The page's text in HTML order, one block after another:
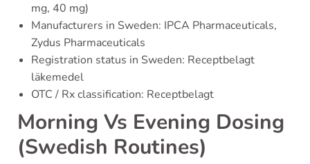
mg, 40 mg)
Manufacturers in Sweden: IPCA Pharmaceuticals,
Zydus Pharmaceuticals
Registration status in Sweden: Receptbelagt
läkemedel
OTC / Rx classification: Receptbelagt
Morning Vs Evening Dosing
(Swedish Routines)